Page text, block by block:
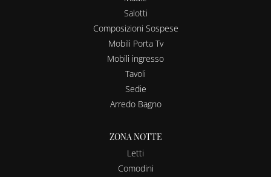
Salotti
Composizioni Sospese
Mobili Porta Tv
Mobili ingresso
Tavoli
Sedie
Arredo Bagno
ZONA NOTTE
Letti
Comodini